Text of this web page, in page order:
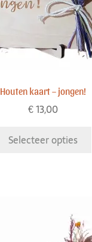
Houten kaart – jongen!
€13,00
Selecteer opties